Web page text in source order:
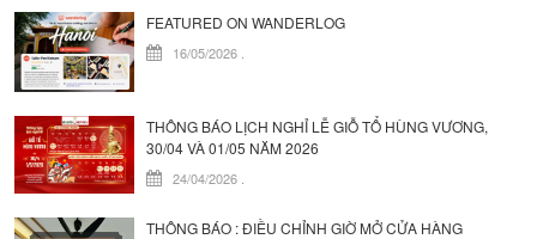
FEATURED ON WANDERLOG
16/05/2026
THÔNG BÁO LỊCH NGHỈ LỄ GIỖ TỔ HÙNG VƯƠNG,
30/04 VÀ 01/05 NĂM 2026
24/04/2026
THÔNG BÁO : ĐIỀU CHỈNH GIỜ MỞ CỬA HÀNG